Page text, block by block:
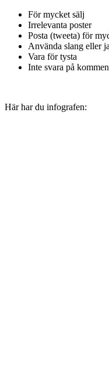
För mycket sälj
Irrelevanta poster
Posta (tweeta) för
Använda slang eller
Vara för tysta
Inte svara på
Här har du infografen: